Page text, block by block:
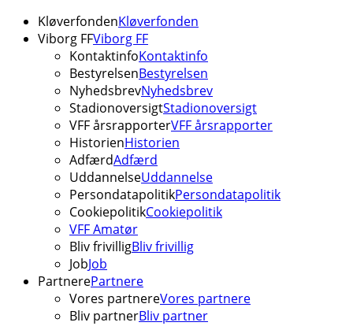
KløverfondenKløverfonden
Viborg FFViborg FF
KontaktinfoKontaktinfo
BestyrelsenBestyrelsen
NyhedsbrevNyhedsbrev
StadionoversigtStadionoversigt
VFF årsrapporterVFF årsrapporter
HistorienHistorien
AdfærdAdfærd
UddannelseUddannelse
PersondatapolitikPersondatapolitik
CookiepolitikCookiepolitik
VFF Amatør
Bliv frivilligBliv frivillig
JobJob
PartnerePartnere
Vores partnereVores partnere
Bliv partnerBliv partner